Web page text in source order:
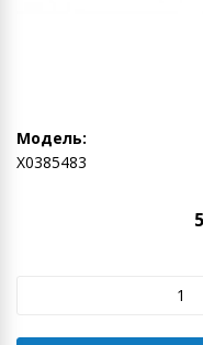
Модель:
Х0385483